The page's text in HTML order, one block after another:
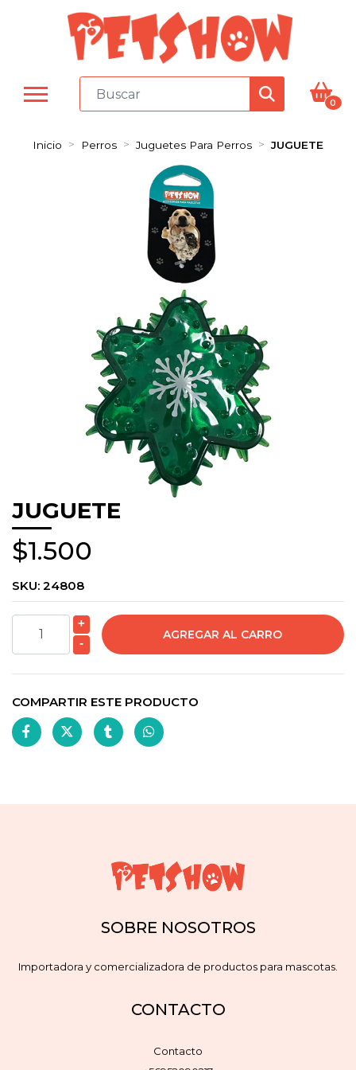
0
Inicio Perros Juguetes Para Perros JUGUETE
JUGUETE
$1.500
SKU: 24808
+
-
COMPARTIR ESTE PRODUCTO
SOBRE NOSOTROS
Importadora y comercializadora de productos para mascotas.
CONTACTO
Contacto